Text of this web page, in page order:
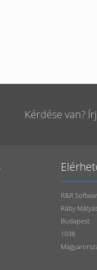
Kérdése van?
R&R
Ráby
Budapest
1038